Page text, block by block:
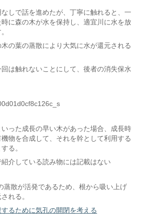
しで話を進めたが、丁寧に触れると、一
に森の木が水を保持し、適宜川に水を放
の葉の蒸散により大気に水が還元される
は触れないことにして、後者の消失保水
った成長の早い木があった場合、成長時
物を合成して、それを幹として利用する
る。
介している読み物には記載はない
散が活発であるため、根から吸い上げ
れる。
るために気孔の開閉を考える